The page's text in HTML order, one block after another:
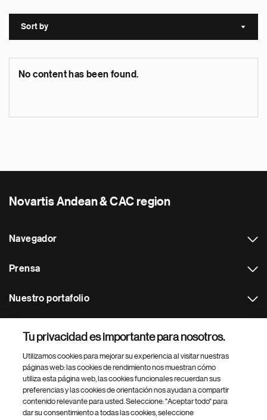
Sort by Sort
No content has been found.
Novartis Andean & CAC region
Navegador
Prensa
Nuestro portafolio
Footer Site Search
Tu privacidad es importante para nosotros.
Utilizamos cookies para mejorar su experiencia al visitar nuestras
páginas web: las cookies de rendimiento nos muestran cómo
utiliza esta página web, las cookies funcionales recuerdan sus
preferencias y las cookies de orientación nos ayudan a compartir
contenido relevante para usted. Seleccione: "Aceptar todo" para
dar su consentimiento a todas las cookies, seleccione